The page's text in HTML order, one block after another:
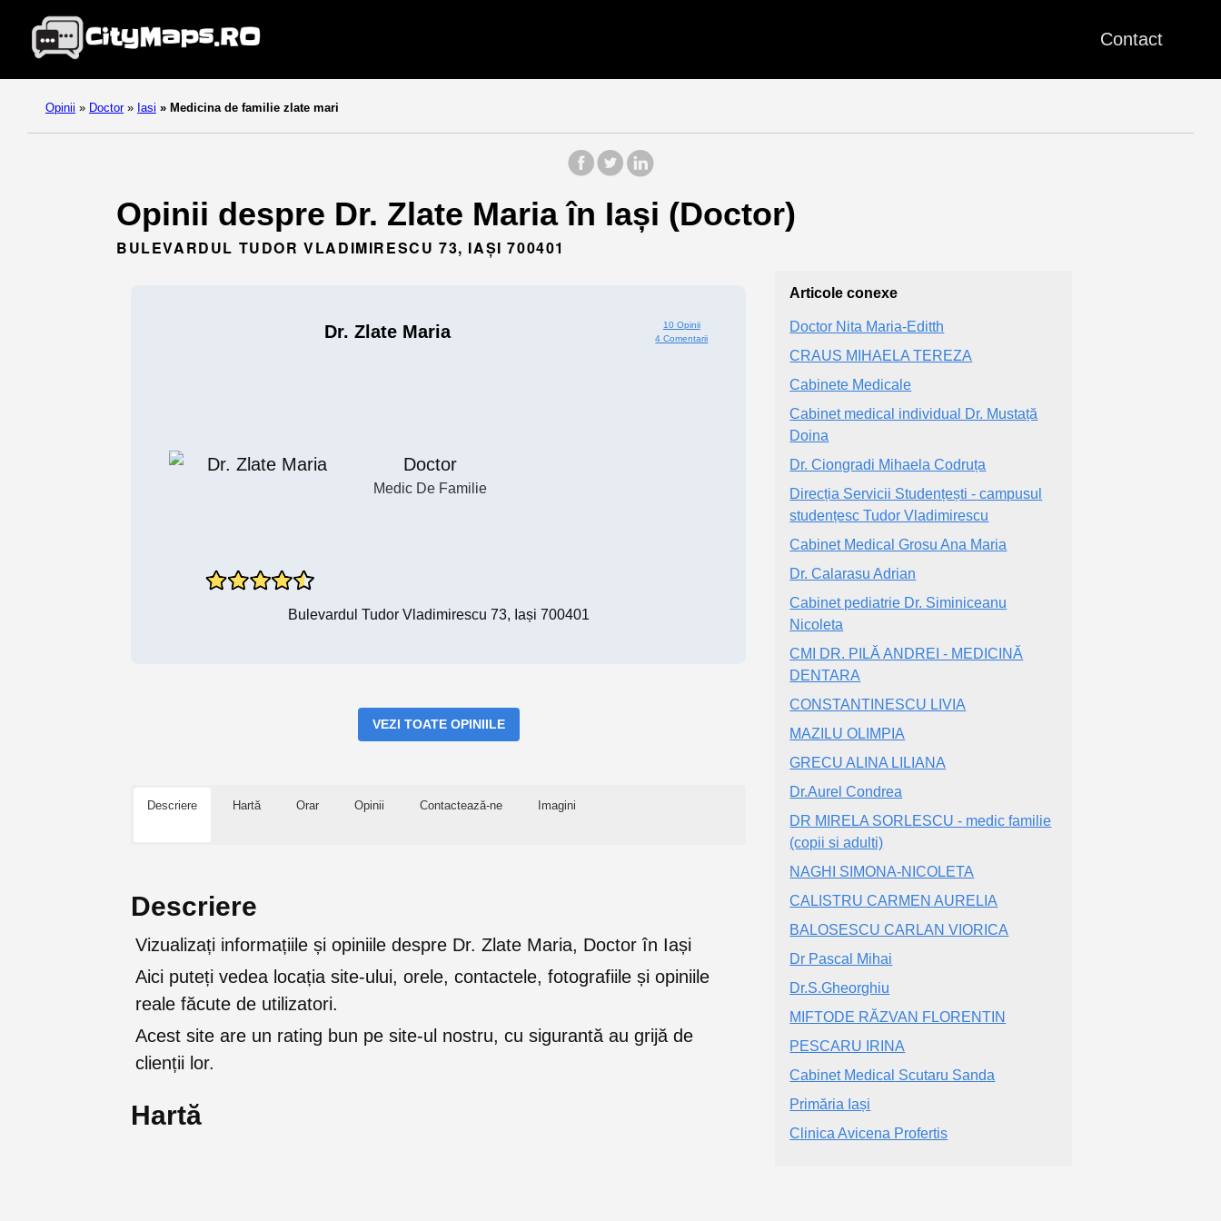
Contact
Opinii » Doctor » Iasi » Medicina de familie zlate mari
Opinii despre Dr. Zlate Maria în Iași (Doctor)
BULEVARDUL TUDOR VLADIMIRESCU 73, IAȘI 700401
Dr. Zlate Maria
10 Opinii
4 Comentarii
Doctor
Medic De Familie
Bulevardul Tudor Vladimirescu 73, Iași 700401
VEZI TOATE OPINIILE
Descriere Hartă Orar Opinii Contactează-ne Imagini
Descriere
Vizualizați informațiile și opiniile despre Dr. Zlate Maria, Doctor în Iași
Aici puteți vedea locația site-ului, orele, contactele, fotografiile și opiniile
reale făcute de utilizatori.
Acest site are un rating bun pe site-ul nostru, cu sigurantă au grijă de
clienții lor.
Hartă
Articole conexe
Doctor Nita Maria-Editth
CRAUS MIHAELA TEREZA
Cabinete Medicale
Cabinet medical individual Dr. Mustață
Doina
Dr. Ciongradi Mihaela Codruța
Direcția Servicii Studențești - campusul
studențesc Tudor Vladimirescu
Cabinet Medical Grosu Ana Maria
Dr. Calarasu Adrian
Cabinet pediatrie Dr. Siminiceanu
Nicoleta
CMI DR. PILĂ ANDREI - MEDICINĂ
DENTARA
CONSTANTINESCU LIVIA
MAZILU OLIMPIA
GRECU ALINA LILIANA
Dr.Aurel Condrea
DR MIRELA SORLESCU - medic familie
(copii si adulti)
NAGHI SIMONA-NICOLETA
CALISTRU CARMEN AURELIA
BALOSESCU CARLAN VIORICA
Dr Pascal Mihai
Dr.S.Gheorghiu
MIFTODE RĂZVAN FLORENTIN
PESCARU IRINA
Cabinet Medical Scutaru Sanda
Primăria Iași
Clinica Avicena Profertis